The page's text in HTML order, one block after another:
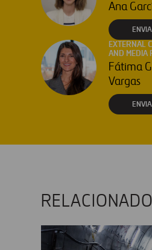
Ana
EXTERNAL
AND MEDIA
Fátima
Vargas